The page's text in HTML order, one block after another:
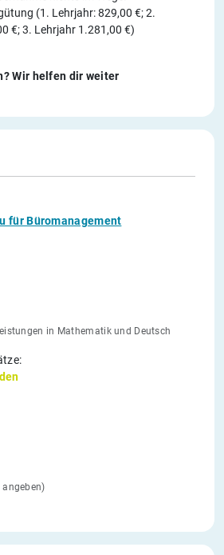
(1. Lehrjahr: 829,00 €; 2.
€; 3. Lehrjahr 1.281,00 €)
Wir helfen dir weiter
für Büromanagement
in Mathematik und Deutsch
angeben)